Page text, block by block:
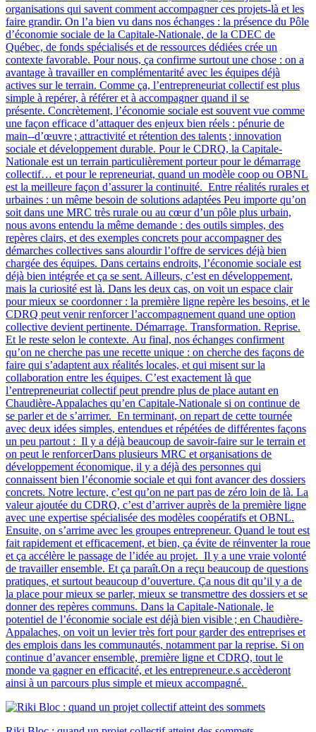
organisations qui savent comment accompagner ces projets-là et les
faire grandir. On l’a bien vu dans nos échanges : la présence du Pôle
d’économie sociale de la Capitale-Nationale, de la CDEC de
Québec, de fonds spécialisés et de ressources dédiées crée un
contexte favorable. Pour nous, ça confirme surtout une chose : on a
avantage à travailler en complémentarité avec les équipes déjà
actives sur le terrain. Comme ça, l’entrepreneuriat collectif est plus
simple à repérer, à référer et à accompagner quand il se
présente. Concrètement, l’économie sociale est souvent vue comme
une façon efficace d’attaquer des enjeux bien réels : pénurie de
main‑-d’œuvre ; attractivité et rétention des talents ; innovation
sociale et développement durable. Pour le CDRQ, la Capitale-
Nationale est un terrain particulièrement porteur pour le démarrage
collectif… et pour le repreneuriat, quand un modèle coop ou OBNL
est la meilleure façon d’assurer la continuité. Entre réalités rurales et
urbaines : un même besoin de solutions adaptées Peu importe qu’on
soit dans une MRC très rurale ou au cœur d’un pôle plus urbain,
nous avons entendu la même demande : des outils simples, des
repères clairs, et des exemples concrets pour accompagner des
démarches collectives sans alourdir l’offre de services déjà bien
chargée des équipes. Dans certains endroits, l’économie sociale est
déjà bien intégrée et ça se sent. Ailleurs, c’est en développement,
mais la curiosité est là. Dans les deux cas, on voit un espace clair
pour mieux se coordonner : la première ligne repère les besoins, et le
CDRQ peut venir renforcer l’accompagnement quand une option
collective devient pertinente. Démarrage. Transformation. Reprise.
Et le reste selon le contexte. Au final, nos échanges confirment
qu’on ne cherche pas une recette unique : on cherche des façons de
faire qui s’adaptent aux réalités locales, et qui misent sur la
collaboration entre les équipes. C’est exactement là que
l’entrepreneuriat collectif peut prendre plus de place autant en
Chaudière-Appalaches qu’en Capitale-Nationale si on continue de
se parler et de s’arrimer. En terminant, on repart de cette tournée
avec deux idées simples, entendues et répétées de différentes façons
un peu partout : Il y a déjà beaucoup de savoir-faire sur le terrain et
on peut le renforcerDans plusieurs MRC et organisations de
développement économique, il y a déjà des personnes qui
connaissent bien l’économie sociale et qui font avancer des dossiers
concrets. Notre lecture, c’est qu’on ne part pas de zéro loin de là. La
valeur ajoutée du CDRQ, c’est d’arriver auprès de la première ligne
avec une expertise spécialisée des modèles coopératifs et OBNL.
Ensuite, on s’arrime avec les groupes entrepreneur. Quand le tout est
fait rapidement et efficacement, et bien, ça évite de réinventer la roue
et ça accélère le passage de l’idée au projet. Il y a une vraie volonté
de travailler ensemble. Et ça paraît.On a reçu beaucoup de questions
pratiques, et surtout beaucoup d’ouverture. Ça nous dit qu’il y a de
la place pour mieux se parler, mieux se transmettre des dossiers et se
donner des repères communs. Dans la Capitale-Nationale, le
potentiel de l’économie sociale est déjà bien visible ; en Chaudière-
Appalaches, on voit un levier très fort pour garder des entreprises et
des emplois dans les communautés, notamment par la reprise. Si on
continue d’avancer ensemble, première ligne et CDRQ, tout le
monde va gagner en efficacité, et les entrepreneur.e.s accèderont
ainsi à un parcours plus simple et mieux accompagné.